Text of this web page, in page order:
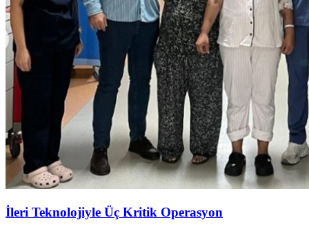
İleri Teknolojiyle Üç Kritik Operasyon